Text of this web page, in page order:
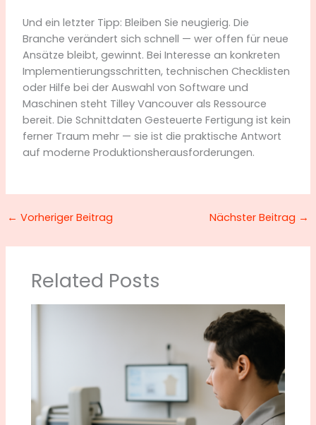
Und ein letzter Tipp: Bleiben Sie neugierig. Die
Branche verändert sich schnell — wer offen für neue
Ansätze bleibt, gewinnt. Bei Interesse an konkreten
Implementierungsschritten, technischen Checklisten
oder Hilfe bei der Auswahl von Software und
Maschinen steht Tilley Vancouver als Ressource
bereit. Die Schnittdaten Gesteuerte Fertigung ist kein
ferner Traum mehr — sie ist die praktische Antwort
auf moderne Produktionsherausforderungen.
← Vorheriger Beitrag Nächster Beitrag →
Related Posts